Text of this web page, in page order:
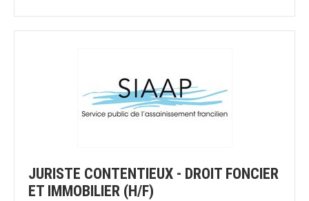
JURISTE CONTENTIEUX - DROIT FONCIER
ET IMMOBILIER (H/F)